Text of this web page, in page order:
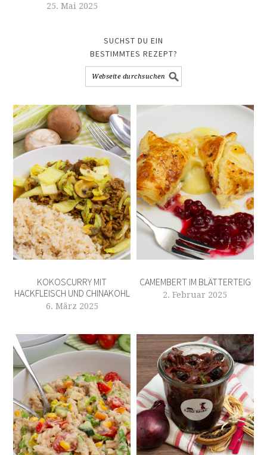
25. Mai 2025
SUCHST DU EIN
BESTIMMTES REZEPT?
KOKOSCURRY MIT
HACKFLEISCH UND CHINAKOHL
6. März 2025
CAMEMBERT IM BLÄTTERTEIG
2. Februar 2025